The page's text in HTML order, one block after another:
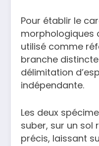
Pour établir le
morphologiques
utilisé comme
branche
délimitation
indépendante.
Les deux
suber, sur un sol
précis, laissant